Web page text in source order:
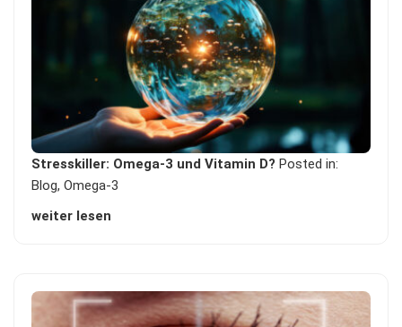
Stresskiller: Omega-3 und Vitamin D? Posted in:
Blog,Omega-3
weiter lesen